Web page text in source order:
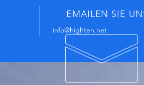
EMAILEN SIE
info@highten.net